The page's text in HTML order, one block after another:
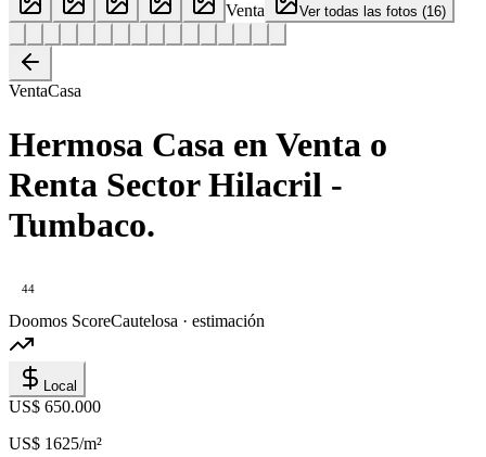
Venta
Ver todas las fotos (16)
VentaCasa
Hermosa Casa en Venta o
Renta Sector Hilacril -
Tumbaco.
44
Doomos ScoreCautelosa · estimación
Local
US$ 650.000
US$ 1625/m²